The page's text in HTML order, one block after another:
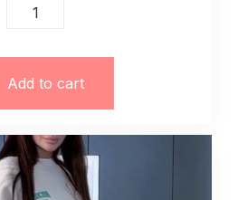
Damski
wiosenny
monkolor
quantity
Add to cart